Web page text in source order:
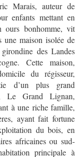
Marais, auteur de
enfants mettant en
ours bonhomme, vit
une maison isolée de
des Landes
Cette maison,
du régisseur,
d’un plus grand
Le Grand Lignan,
à une riche famille,
ayant fait fortune
du bois, en
africaines ou sud-
principale à